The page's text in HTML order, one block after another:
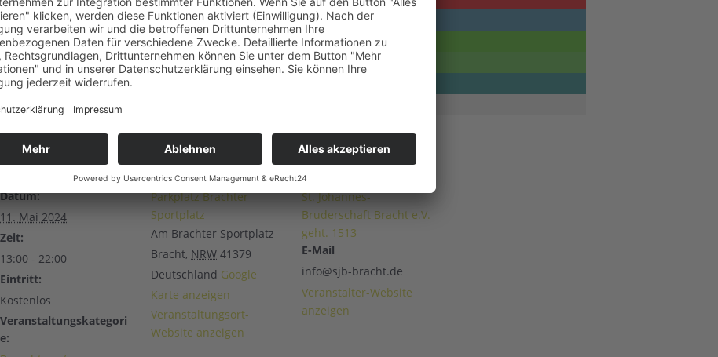
DETAILS
Datum:
11. Mai 2024
Zeit:
13:00 - 22:00
Eintritt:
Kostenlos
Veranstaltungskategori
e:
VERANSTALTUNGSORT
Parkplatz Brachter
Sportplatz
Am Brachter Sportplatz
Bracht, NRW 41379
Deutschland Google
Karte anzeigen
Veranstaltungsort-
Website anzeigen
VERANSTALTER
St. Johannes-
Bruderschaft Bracht e.V.
geht. 1513
E-Mail
info@sjb-bracht.de
Veranstalter-Website
anzeigen